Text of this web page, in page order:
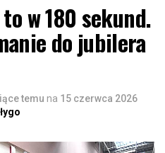
w 180 sekund.
do jubilera
temu na 15 czerwca 2026